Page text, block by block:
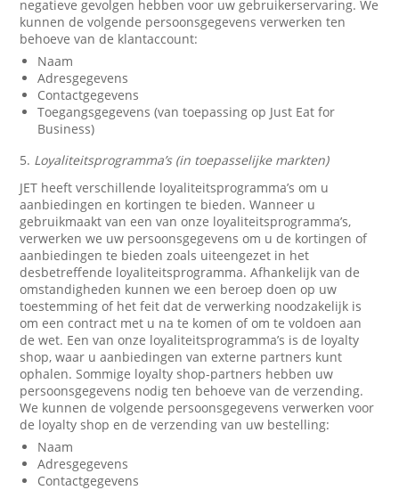
negatieve gevolgen hebben voor uw gebruikerservaring. We
kunnen de volgende persoonsgegevens verwerken ten
behoeve van de klantaccount:
Naam
Adresgegevens
Contactgegevens
Toegangsgegevens (van toepassing op Just Eat for
Business)
5. Loyaliteitsprogramma’s (in toepasselijke markten)
JET heeft verschillende loyaliteitsprogramma’s om u
aanbiedingen en kortingen te bieden. Wanneer u
gebruikmaakt van een van onze loyaliteitsprogramma’s,
verwerken we uw persoonsgegevens om u de kortingen of
aanbiedingen te bieden zoals uiteengezet in het
desbetreffende loyaliteitsprogramma. Afhankelijk van de
omstandigheden kunnen we een beroep doen op uw
toestemming of het feit dat de verwerking noodzakelijk is
om een contract met u na te komen of om te voldoen aan
de wet. Een van onze loyaliteitsprogramma’s is de loyalty
shop, waar u aanbiedingen van externe partners kunt
ophalen. Sommige loyalty shop-partners hebben uw
persoonsgegevens nodig ten behoeve van de verzending.
We kunnen de volgende persoonsgegevens verwerken voor
de loyalty shop en de verzending van uw bestelling:
Naam
Adresgegevens
Contactgegevens